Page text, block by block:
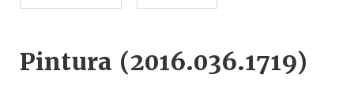
Pintura (2016.036.1719)